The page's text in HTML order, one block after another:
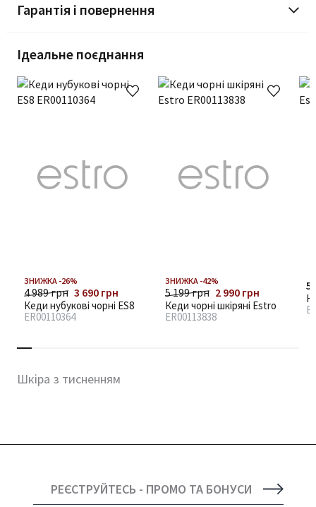
Гарантія і повернення
Ідеальне поєднання
ЗНИЖКА -26%
4 989 грн 3 690 грн
Кеди нубукові чорні ES8
ER00110364
ЗНИЖКА -42%
5 199 грн 2 990 грн
Кеди чорні шкіряні Estro
ER00113838
5
Шкіра з тисненням
РЕЄСТРУЙТЕСЬ - ПРОМО ТА БОНУСИ